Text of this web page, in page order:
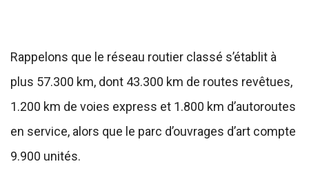
Rappelons que le réseau routier classé s’établit à
plus 57.300 km, dont 43.300 km de routes revêtues,
1.200 km de voies express et 1.800 km d’autoroutes
en service, alors que le parc d’ouvrages d’art compte
9.900 unités.